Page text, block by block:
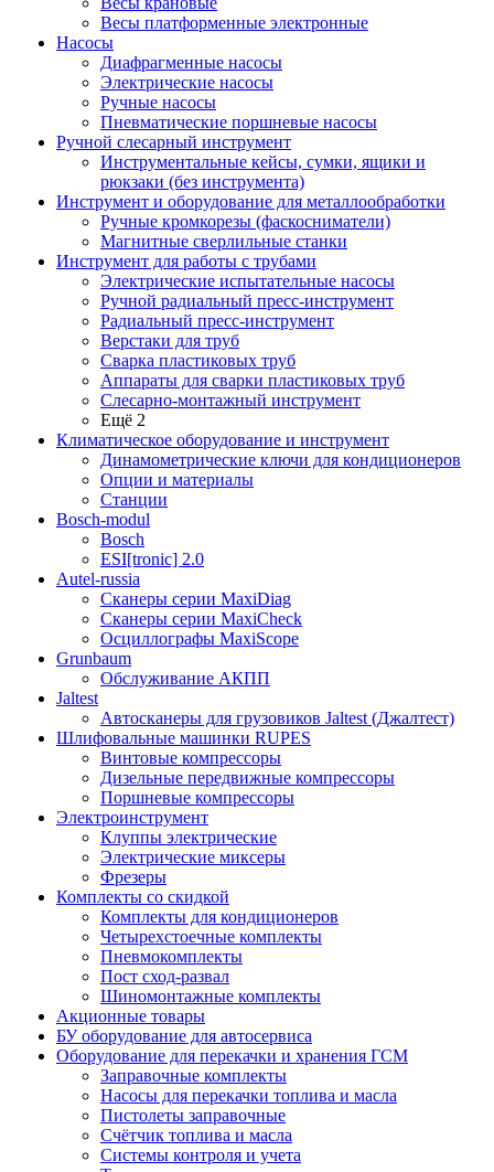
Весы платформенные электронные
Насосы
Диафрагменные насосы
Электрические насосы
Ручные насосы
Пневматические поршневые насосы
Ручной слесарный инструмент
Инструментальные кейсы, сумки, ящики и
рюкзаки (без инструмента)
Инструмент и оборудование для металлообработки
Ручные кромкорезы (фаскосниматели)
Магнитные сверлильные станки
Инструмент для работы с трубами
Электрические испытательные насосы
Ручной радиальный пресс-инструмент
Радиальный пресс-инструмент
Верстаки для труб
Сварка пластиковых труб
Аппараты для сварки пластиковых труб
Слесарно-монтажный инструмент
Ещё 2
Климатическое оборудование и инструмент
Динамометрические ключи для кондиционеров
Опции и материалы
Станции
Bosch-modul
Bosch
ESI[tronic] 2.0
Autel-russia
Сканеры серии MaxiDiag
Сканеры серии MaxiCheck
Осциллографы MaxiScope
Grunbaum
Обслуживание АКПП
Jaltest
Автосканеры для грузовиков Jaltest (Джалтест)
Шлифовальные машинки RUPES
Винтовые компрессоры
Дизельные передвижные компрессоры
Поршневые компрессоры
Электроинструмент
Клуппы электрические
Электрические миксеры
Фрезеры
Комплекты со скидкой
Комплекты для кондиционеров
Четырехстоечные комплекты
Пневмокомплекты
Пост сход-развал
Шиномонтажные комплекты
Акционные товары
БУ оборудование для автосервиса
Оборудование для перекачки и хранения ГСМ
Заправочные комплекты
Насосы для перекачки топлива и масла
Пистолеты заправочные
Счётчик топлива и масла
Системы контроля и учета